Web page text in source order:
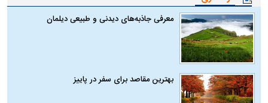
معرفی جاذبه‌های دیدنی و طبیعی دیلمان
بهترین مقاصد برای سفر در پاییز